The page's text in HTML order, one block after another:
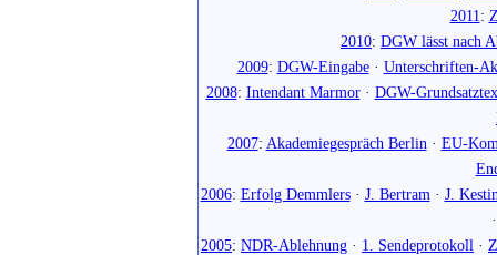
2011:
2010: DGW lässt nach
2009: DGW-Eingabe· Unterschriften-
2008: Intendant Marmor· DGW-
2007: Akademiegespräch Berlin · EU-
2006: Erfolg Demmlers· J. Bertram · J.
2005: NDR-Ablehnung · 1. Sendeprotokoll ·